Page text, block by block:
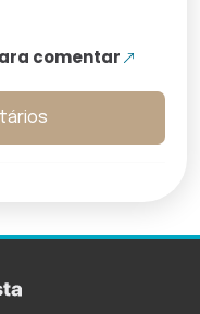
comentar